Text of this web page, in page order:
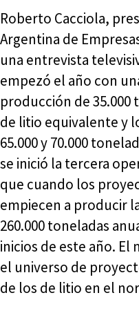
Roberto Cacciola,
Argentina de
una entrevista
empezó el año con
producción de
de litio equivalente y
65.000 y 70.000
se inició la tercera
que cuando los
empiecen a producir
260.000 toneladas
inicios de este año.
el universo de
de los de litio en el